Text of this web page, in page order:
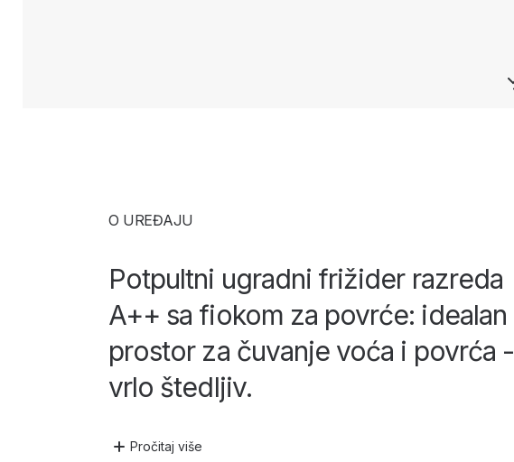
O UREĐAJU
Potpultni ugradni frižider razreda
A++ sa fiokom za povrće: idealan
prostor za čuvanje voća i povrća -
vrlo štedljiv.
Pročitaj više